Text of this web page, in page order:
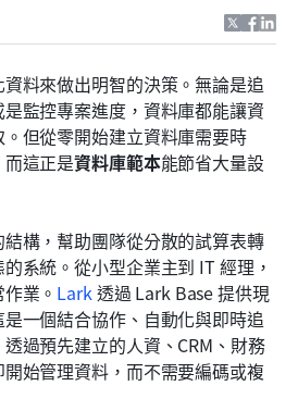
料來做出明智的決策。無論是追
監控專案進度，資料庫都能讓資
但從零開始建立資料庫需要時
這正是資料庫範本能節省大量設
構，幫助團隊從分散的試算表轉
系統。從小型企業主到 IT 經理，
業。 Lark 透過 Lark Base 提供現
一個結合協作、自動化與即時追
過預先建立的人資、CRM、財務
始管理資料，而不需要編碼或複
Lark Base
佳實踐